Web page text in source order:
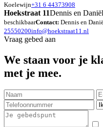
Koelewijn+31 6 44373908
Hoekstraat 11Dennis en
beschikbaarContact: Dennis en
25550200info@hoekstraat11.nl
Vraag gebed aan
We staan voor je
met je mee.